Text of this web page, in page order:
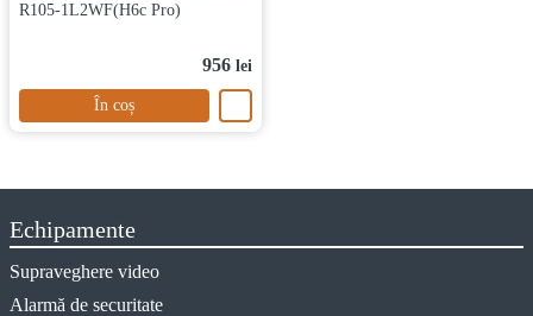
R105-1L2WF(H6c Pro)
956 lei
În coș
Echipamente
Supraveghere video
Alarmă de securitate